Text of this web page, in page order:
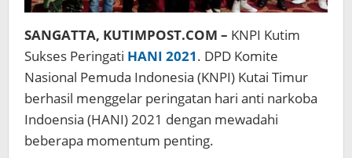
SANGATTA, KUTIMPOST.COM – KNPI Kutim
Sukses Peringati HANI 2021. DPD Komite
Nasional Pemuda Indonesia (KNPI) Kutai Timur
berhasil menggelar peringatan hari anti narkoba
Indoensia (HANI) 2021 dengan mewadahi
beberapa momentum penting.